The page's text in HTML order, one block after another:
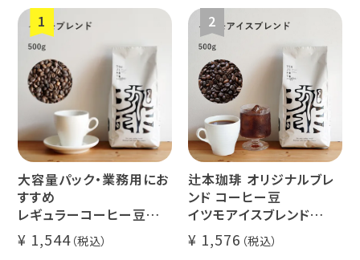
すてきな道
生活雑貨 福袋
業務用 定期便 送料無料
ペルー ブラジル イエメン
インドネシ
ア
グァテマラ
ホンジュラ
ス
大容量パック・業務用にお
すすめ
レギュラーコーヒー豆
イツモブレンド 500g
1,544
辻本珈琲 オリジナルブレ
ンド コーヒー豆
イツモアイスブレンド
500g
アイスコーヒーにオススメ
1,576